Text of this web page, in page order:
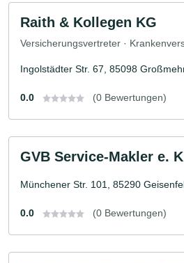
Raith & Kollegen KG
Versicherungsvertreter ·
Ingolstädter Str. 67, 85098
0.0 (0 Bewertungen)
GVB Service-Makler e.
Münchener Str. 101, 85290
0.0 (0 Bewertungen)